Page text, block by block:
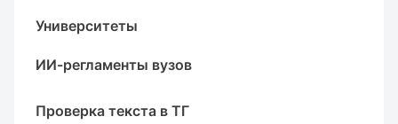
Университеты
ИИ-регламенты вузов
Проверка текста в ТГ